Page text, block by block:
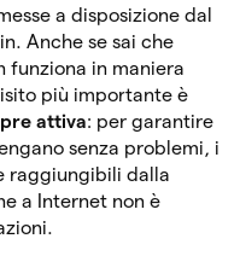
a disposizione dal
Anche se sai che
funziona in maniera
più importante è
attiva: per garantire
senza problemi, i
raggiungibili dalla
a Internet non è